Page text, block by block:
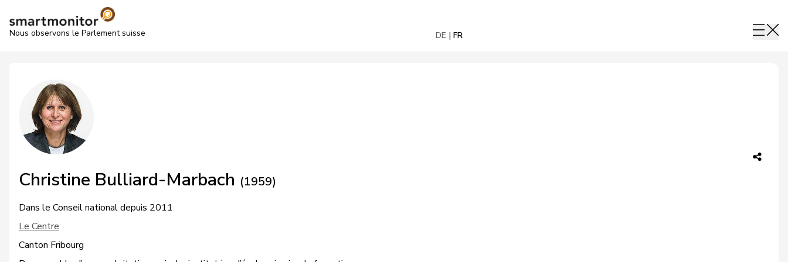
Nous observons le Parlement suisse DE FR
Christine Bulliard-Marbach (1959)
Dans le Conseil national depuis 2011
Le Centre
Canton Fribourg